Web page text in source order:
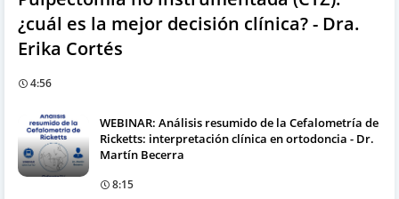
¿cuál es la mejor decisión clínica? - Dra.
Erika Cortés
4:56
WEBINAR: Análisis resumido de la Cefalometría de
Ricketts: interpretación clínica en ortodoncia - Dr.
Martín Becerra
8:15